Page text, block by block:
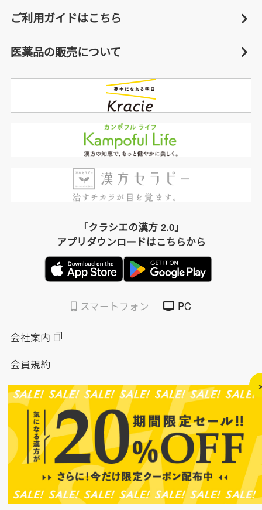
ご利用ガイドはこちら
医薬品の販売について
「クラシエの漢方 2.0」
アプリダウンロードはこちらから
スマートフォン PC
会社案内
会員規約
個人情報保護方針
特定商取引法に基づく表示
このサイトについて
ソーシャルメディアポリシー
ソーシャルメディア規約